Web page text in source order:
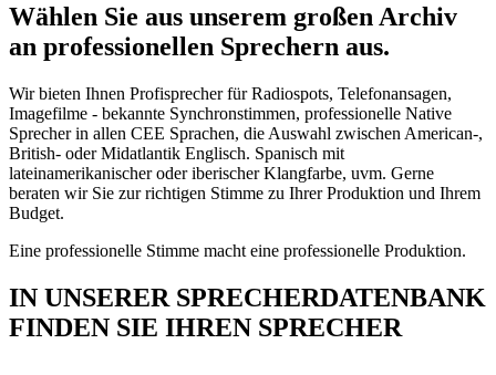
Wählen Sie aus unserem großen Archiv
an professionellen Sprechern aus.
Wir bieten Ihnen Profisprecher für Radiospots, Telefonansagen,
Imagefilme - bekannte Synchronstimmen, professionelle Native
Sprecher in allen CEE Sprachen, die Auswahl zwischen American-,
British- oder Midatlantik Englisch. Spanisch mit
lateinamerikanischer oder iberischer Klangfarbe, uvm. Gerne
beraten wir Sie zur richtigen Stimme zu Ihrer Produktion und Ihrem
Budget.
Eine professionelle Stimme macht eine professionelle Produktion.
IN UNSERER SPRECHERDATENBANK
FINDEN SIE IHREN SPRECHER